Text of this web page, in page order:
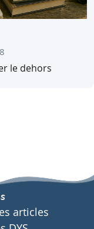
le dehors
articles